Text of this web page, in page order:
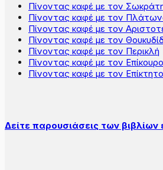
Πίνοντας καφέ με τον
Πίνοντας καφέ με τον
Πίνοντας καφέ με τον
Πίνοντας καφέ με τον
Πίνοντας καφέ με τον Περικλή
Πίνοντας καφέ με τον Επίκουρο
Πίνοντας καφέ με τον Επίκτητο
Δείτε παρουσιάσεις των βιβλίων